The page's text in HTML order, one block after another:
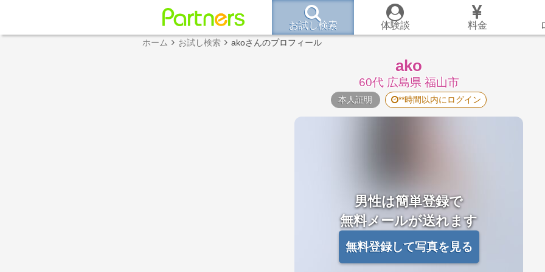
お試し検索 体験談 料金
ホーム お試し検索 akoさんのプロフィール
ako
60代 広島県 福山市
本人証明 **時間以内にログイン
男性は簡単登録で
無料メールが送れます
無料登録して写真を見る